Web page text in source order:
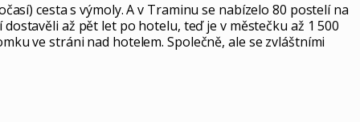
cesta s výmoly. A v Traminu se nabízelo 80 postelí na
až pět let po hotelu, teď je v městečku až 1 500
ve stráni nad hotelem. Společně, ale se zvláštními